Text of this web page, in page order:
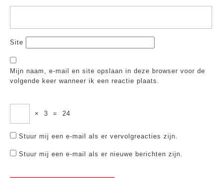
Site
Mijn naam, e-mail en site opslaan in deze browser voor de
volgende keer wanneer ik een reactie plaats.
× 3 = 24
Stuur mij een e-mail als er vervolgreacties zijn.
Stuur mij een e-mail als er nieuwe berichten zijn.